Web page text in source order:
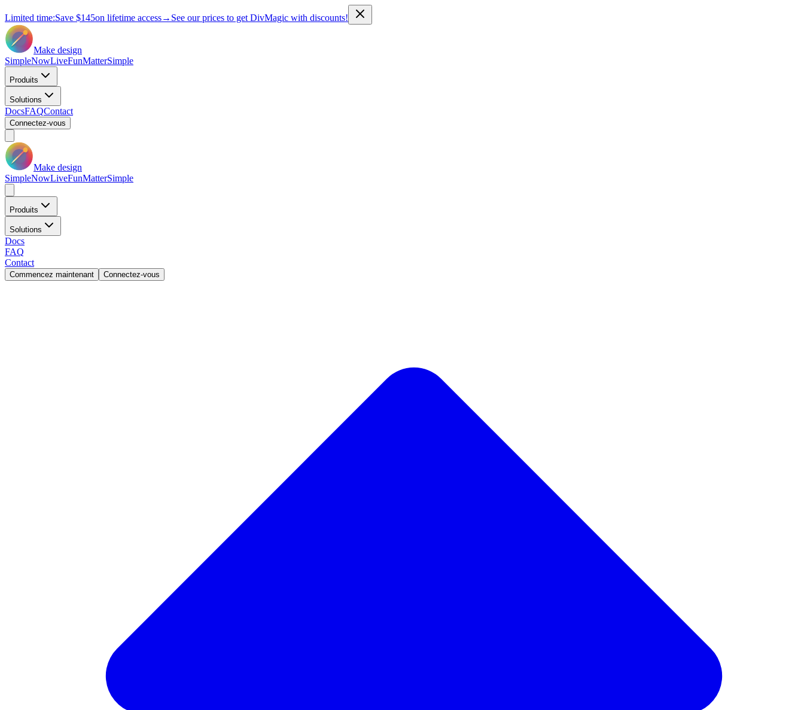
Limited time:Save $145on lifetime access→ See our prices to get DivMagic with discounts!
Make design
SimpleNowLiveFunMatterSimple
Produits
Solutions
DocsFAQContact
Connectez-vous
Make design
SimpleNowLiveFunMatterSimple
Produits
Solutions
Docs
FAQ
Contact
Commencez maintenant Connectez-vous